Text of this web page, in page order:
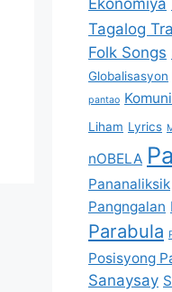
Ekonomiya
Tagalog
Folk Songs
Globalisasyon
pantao
Liham Lyrics
nOBELA
Pananaliksik
Pangngalan
Parabula
Posisyong
Sanaysay